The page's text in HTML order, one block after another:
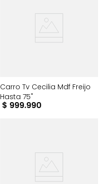
Carro Tv Cecilia Mdf Freijo
Hasta 75"
$ 999.990